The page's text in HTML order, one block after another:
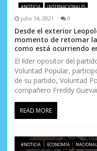
#NOTICIA INTERNACIONALES
julio 14, 2021 0
Desde el exterior
momento de retomar
como está ocurriendo
El líder opositor del
Voluntad Popular,
de su partido, Voluntad
compañero Freddy
READ MORE
#NOTICIA ECONOMÍA